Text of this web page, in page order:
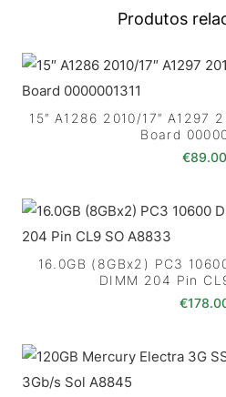
Produtos
15″ A1286 2010/17″ A1297
Board
€89.00
16.0GB (8GBx2) PC3
DIMM 204 Pin
€